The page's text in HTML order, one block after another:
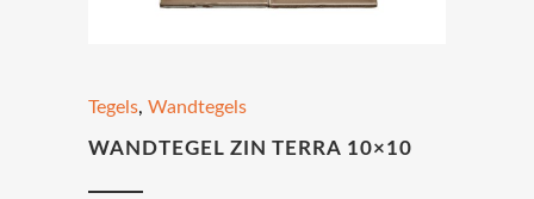
Tegels, Wandtegels
WANDTEGEL ZIN TERRA 10×10